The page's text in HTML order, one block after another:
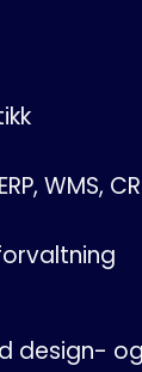
WMS,
design-